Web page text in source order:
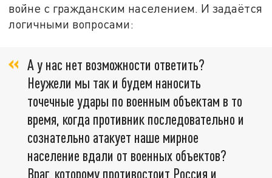
войне с гражданским населением. И задаётся
логичными вопросами:
А у нас нет возможности ответить?
Неужели мы так и будем наносить
точечные удары по военным объектам в то
время, когда противник последовательно и
сознательно атакует наше мирное
население вдали от военных объектов?
Враг, которому противостоит Россия и